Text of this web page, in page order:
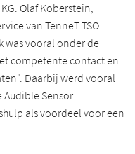
Olaf Koberstein,
van TenneT TSO
was vooral onder de
competente contact en
Daarbij werd vooral
Sensor
als voordeel voor een